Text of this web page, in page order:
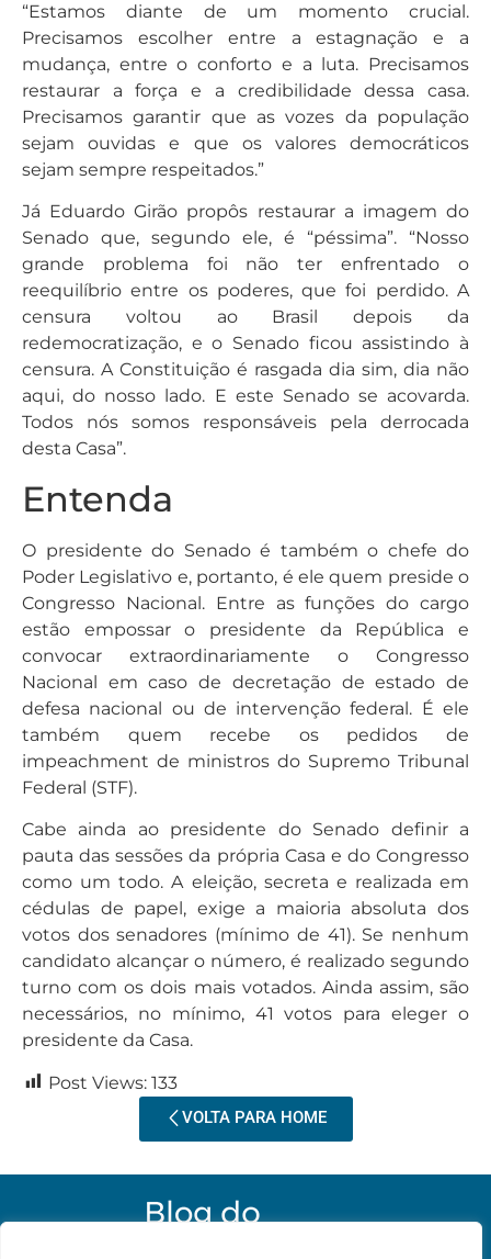
“Estamos diante de um momento crucial.
Precisamos escolher entre a estagnação e a
mudança, entre o conforto e a luta. Precisamos
restaurar a força e a credibilidade dessa casa.
Precisamos garantir que as vozes da população
sejam ouvidas e que os valores democráticos
sejam sempre respeitados.”
Já Eduardo Girão propôs restaurar a imagem do
Senado que, segundo ele, é “péssima”. “Nosso
grande problema foi não ter enfrentado o
reequilíbrio entre os poderes, que foi perdido. A
censura voltou ao Brasil depois da
redemocratização, e o Senado ficou assistindo à
censura. A Constituição é rasgada dia sim, dia não
aqui, do nosso lado. E este Senado se acovarda.
Todos nós somos responsáveis pela derrocada
desta Casa”.
Entenda
O presidente do Senado é também o chefe do
Poder Legislativo e, portanto, é ele quem preside o
Congresso Nacional. Entre as funções do cargo
estão empossar o presidente da República e
convocar extraordinariamente o Congresso
Nacional em caso de decretação de estado de
defesa nacional ou de intervenção federal. É ele
também quem recebe os pedidos de
impeachment de ministros do Supremo Tribunal
Federal (STF).
Cabe ainda ao presidente do Senado definir a
pauta das sessões da própria Casa e do Congresso
como um todo. A eleição, secreta e realizada em
cédulas de papel, exige a maioria absoluta dos
votos dos senadores (mínimo de 41). Se nenhum
candidato alcançar o número, é realizado segundo
turno com os dois mais votados. Ainda assim, são
necessários, no mínimo, 41 votos para eleger o
presidente da Casa.
Post Views: 133
VOLTA PARA HOME